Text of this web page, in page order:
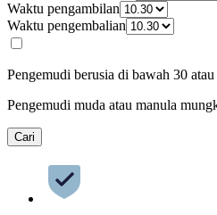
Waktu pengambilan
Waktu pengembalian
Pengemudi berusia di bawah 30
Pengemudi muda atau manula
Cari